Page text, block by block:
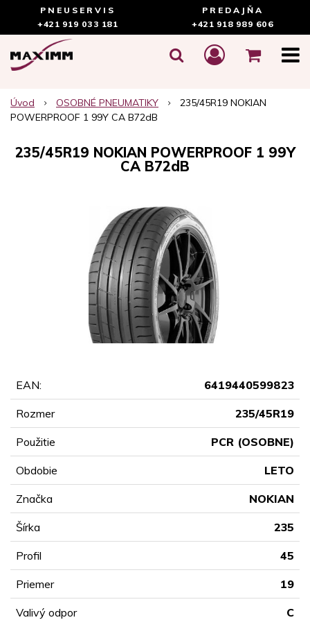
PNEUSERVIS
+421 919 033 181
PREDAJŇA
+421 918 989 606
Úvod OSOBNÉ PNEUMATIKY
235/45R19 NOKIAN
POWERPROOF 1 99Y CA B72dB
235/45R19 NOKIAN POWERPROOF 1 99Y
CA B72dB
EAN: 6419440599823
Rozmer 235/45R19
Použitie PCR (OSOBNE)
Obdobie LETO
Značka NOKIAN
Šírka 235
Profil 45
Priemer 19
Valivý odpor C